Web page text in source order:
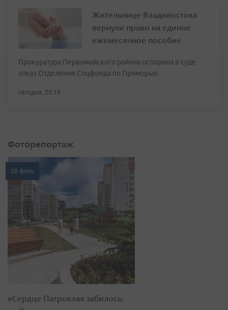
Жительнице Владивостока
вернули право на единое
ежемесячное пособие
Прокуратура Первомайского района оспорила в суде
отказ Отделения Соцфонда по Приморью
сегодня, 20:19
Фоторепортаж
20 фото
«Сердце Патрокла» забилось: